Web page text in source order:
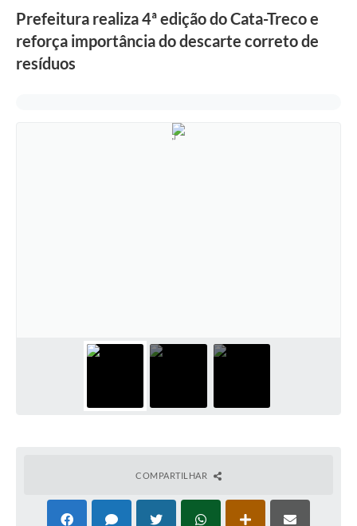
Prefeitura realiza 4ª edição do Cata-Treco e
reforça importância do descarte correto de
resíduos
COMPARTILHAR